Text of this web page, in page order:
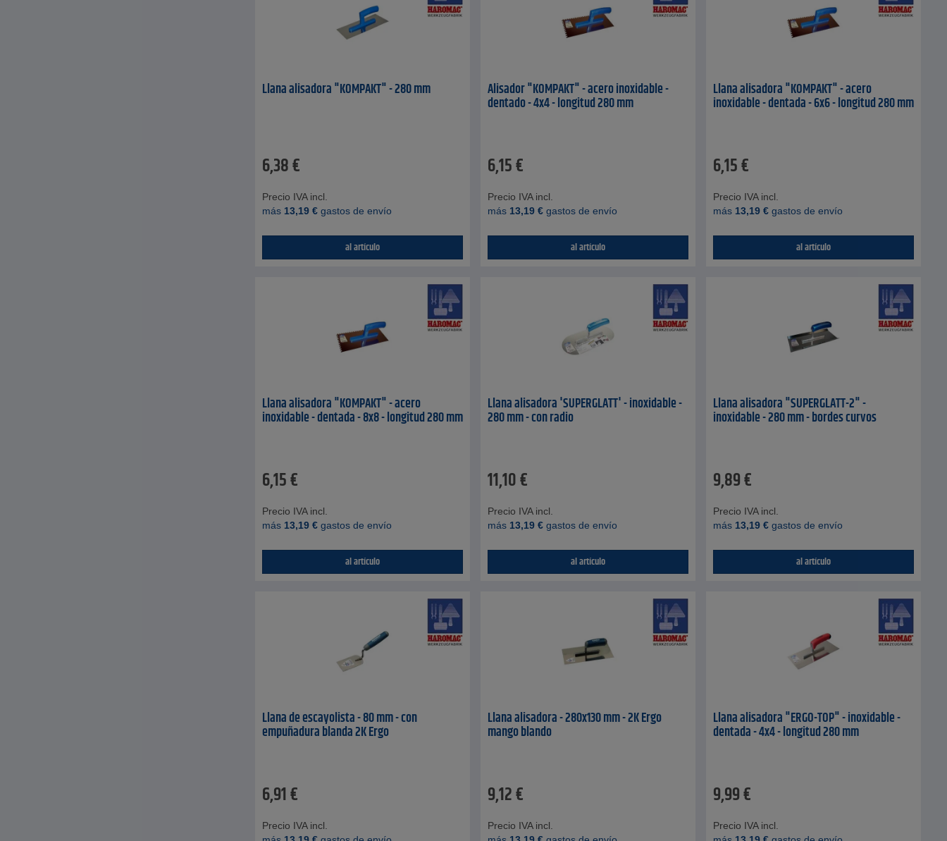
Llana alisadora "KOMPAKT" - 280 mm
6,38€
Precio IVA incl.
más 13,19 € gastos de envío
al artículo
Alisador "KOMPAKT" - acero inoxidable -
dentado - 4x4 - longitud 280 mm
6,15€
Precio IVA incl.
más 13,19 € gastos de envío
al artículo
Llana alisadora "KOMPAKT" - acero
inoxidable - dentada - 6x6 - longitud 280 mm
6,15€
Precio IVA incl.
más 13,19 € gastos de envío
al artículo
Llana alisadora "KOMPAKT" - acero
inoxidable - dentada - 8x8 - longitud 280 mm
6,15€
Precio IVA incl.
más 13,19 € gastos de envío
al artículo
Llana alisadora 'SUPERGLATT' - inoxidable -
280 mm - con radio
11,10€
Precio IVA incl.
más 13,19 € gastos de envío
al artículo
Llana alisadora "SUPERGLATT-2" -
inoxidable - 280 mm - bordes curvos
9,89€
Precio IVA incl.
más 13,19 € gastos de envío
al artículo
Llana de escayolista - 80 mm - con
empuñadura blanda 2K Ergo
6,91€
Precio IVA incl.
Llana alisadora - 280x130 mm - 2K Ergo
mango blando
9,12€
Precio IVA incl.
Llana alisadora "ERGO-TOP" - inoxidable -
dentada - 4x4 - longitud 280 mm
9,99€
Precio IVA incl.